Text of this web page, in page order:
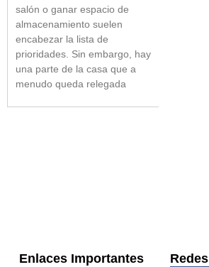
salón o ganar espacio de
almacenamiento suelen
encabezar la lista de
prioridades. Sin embargo, hay
una parte de la casa que a
menudo queda relegada
Enlaces Importantes Redes